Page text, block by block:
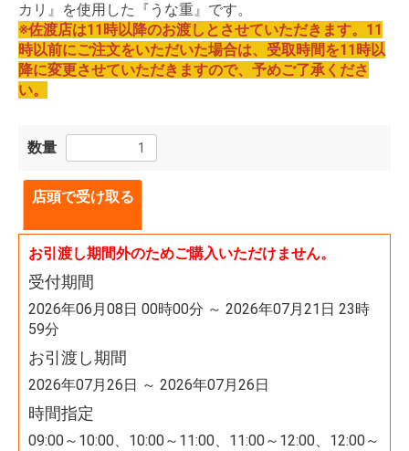
カリ』を使用した『うな重』です。
※佐渡店は11時以降のお渡しとさせていただきます。11
時以前にご注文をいただいた場合は、受取時間を11時以
降に変更させていただきますので、予めご了承くださ
い。
数量
店頭で受け取る
お引渡し期間外のためご購入いただけません。
受付期間
2026年06月08日 00時00分 ～ 2026年07月21日 23時
59分
お引渡し期間
2026年07月26日 ～ 2026年07月26日
時間指定
09:00～10:00、10:00～11:00、11:00～12:00、12:00～